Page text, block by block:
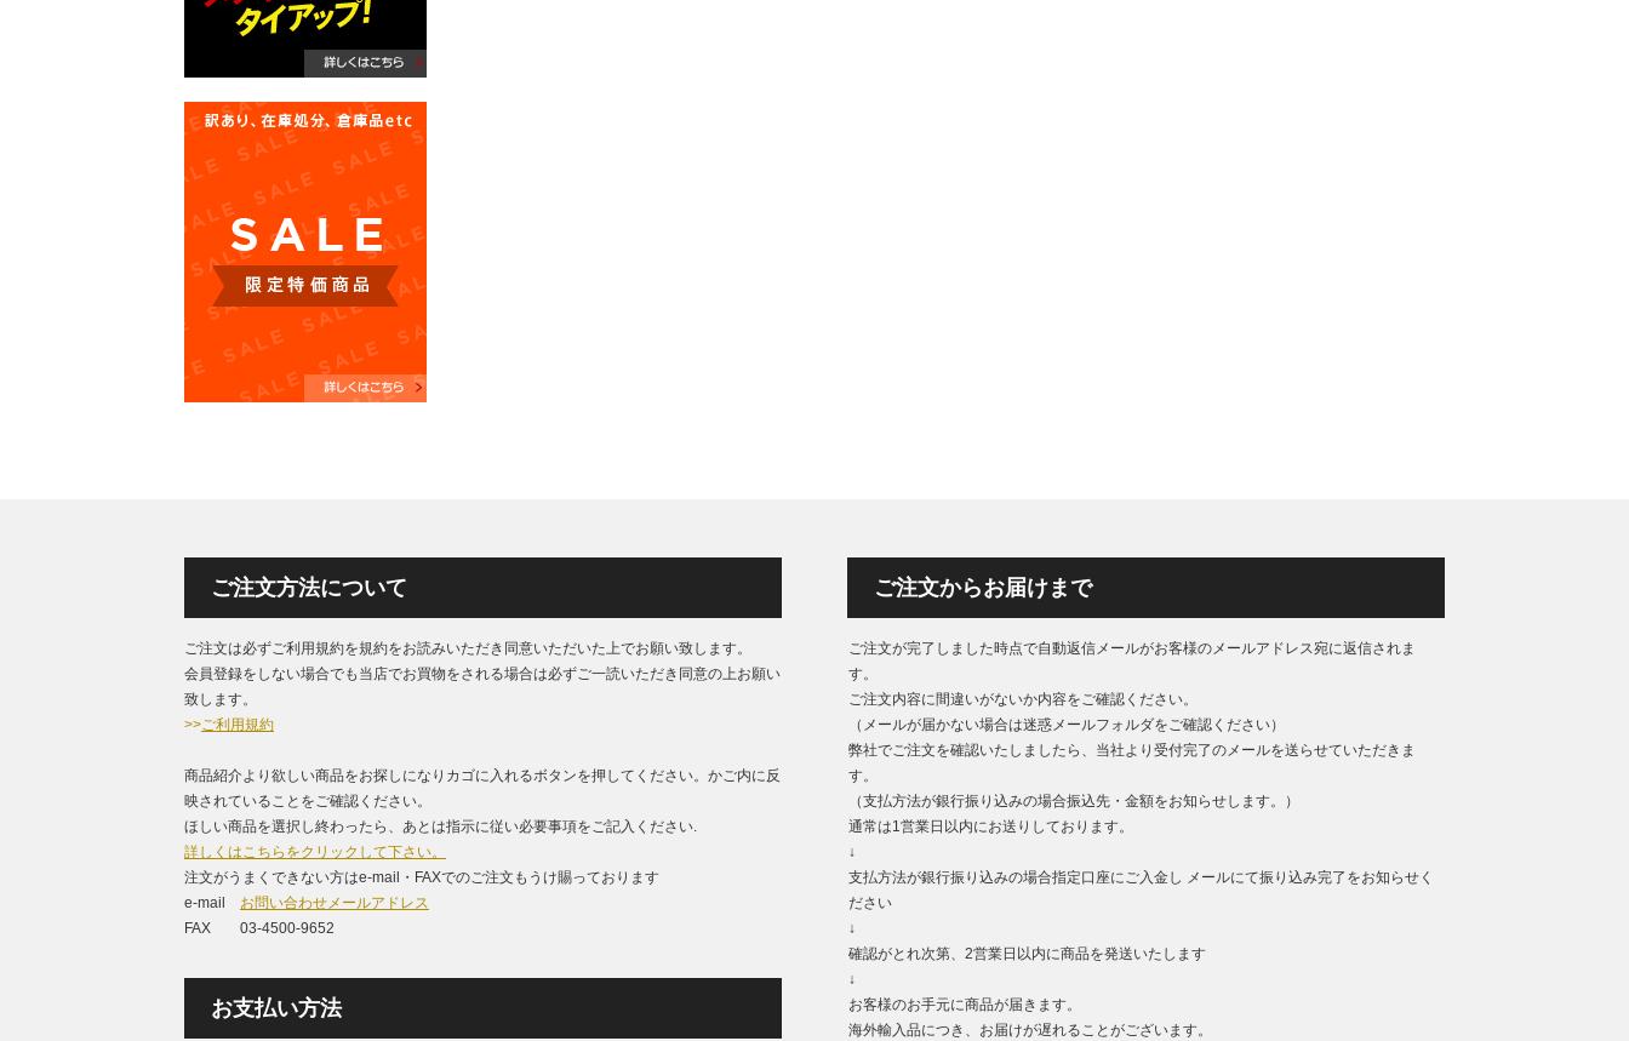
ご注文方法について
ご注文は必ずご利用規約を規約をお読みいただき同意いただいた上でお願い致します。
会員登録をしない場合でも当店でお買物をされる場合は必ずご一読いただき同意の上お願い
致します。
>>ご利用規約
商品紹介より欲しい商品をお探しになりカゴに入れるボタンを押してください。かご内に反
映されていることをご確認ください。
ほしい商品を選択し終わったら、あとは指示に従い必要事項をご記入ください.
詳しくはこちらをクリックして下さい。
注文がうまくできない方はe-mail・FAXでのご注文もうけ賜っております
e-mail お問い合わせメールアドレス
FAX 03-4500-9652
お支払い方法
ご注文からお届けまで
ご注文が完了しました時点で自動返信メールがお客様のメールアドレス宛に返信されま
す。
ご注文内容に間違いがないか内容をご確認ください。
（メールが届かない場合は迷惑メールフォルダをご確認ください）
弊社でご注文を確認いたしましたら、当社より受付完了のメールを送らせていただきま
す。
（支払方法が銀行振り込みの場合振込先・金額をお知らせします。）
通常は1営業日以内にお送りしております。
↓
支払方法が銀行振り込みの場合指定口座にご入金し メールにて振り込み完了をお知らせく
ださい
↓
確認がとれ次第、2営業日以内に商品を発送いたします
↓
お客様のお手元に商品が届きます。
海外輸入品につき、お届けが遅れることがございます。